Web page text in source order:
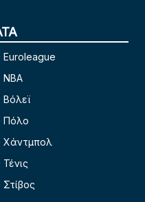
Euroleague
NBA
Βόλεϊ
Πόλο
Χάντμπολ
Τένις
Στίβος